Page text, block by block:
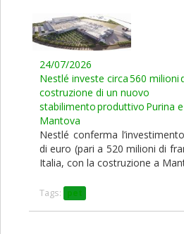
24/07/2026
Nestlé investe circa 560 milioni
costruzione di un nuovo
stabilimento produttivo Purina
Mantova
Nestlé conferma
di euro (pari a 520 milioni di
Italia, con la costruzione a
Tags: pet